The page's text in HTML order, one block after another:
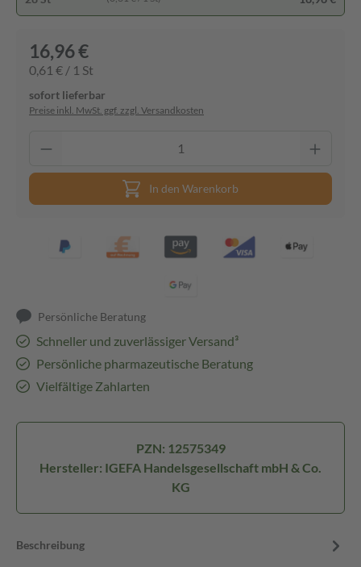
16,96 €
0,61 € / 1 St
sofort lieferbar
Preise inkl. MwSt. ggf. zzgl. Versandkosten
In den Warenkorb
Persönliche Beratung
Schneller und zuverlässiger Versand³
Persönliche pharmazeutische Beratung
Vielfältige Zahlarten
PZN: 12575349
Hersteller: IGEFA Handelsgesellschaft mbH & Co.
KG
Beschreibung